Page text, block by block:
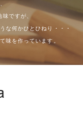
味ですが、
な何かひとひねり・・・
味を作っています。